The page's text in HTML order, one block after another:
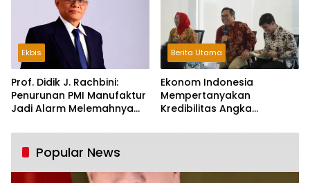
Ekbis
Prof. Didik J. Rachbini:
Penurunan PMI Manufaktur
Jadi Alarm Melemahnya
Berita Utama
Ekonom Indonesia
Mempertanyakan
Kredibilitas Angka
Tumbuh Tapi Rapuh
Popular News